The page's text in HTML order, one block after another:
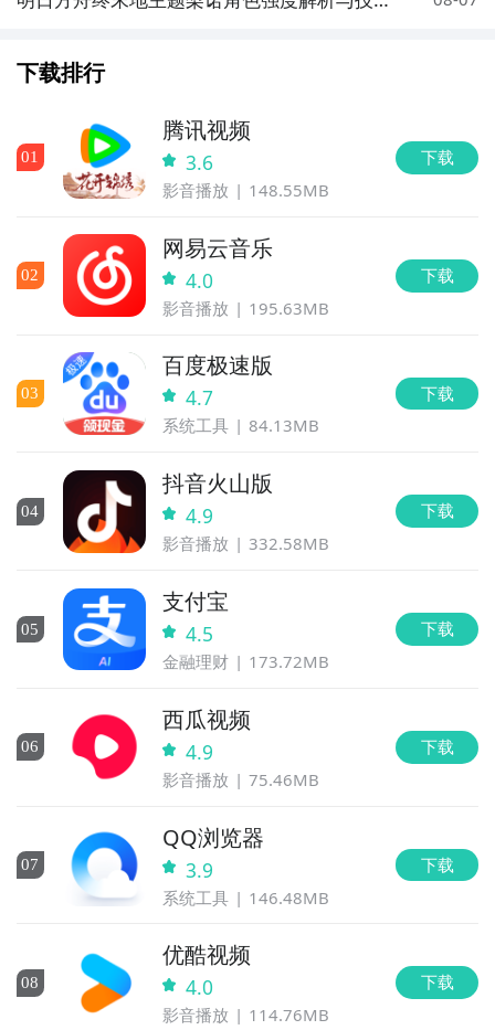
下载排行
01
腾讯视频
3.6
影音播放 148.55MB
下载
02
网易云音乐
4.0
影音播放 195.63MB
下载
03
百度极速版
4.7
系统工具 84.13MB
下载
04
抖音火山版
4.9
影音播放 332.58MB
下载
05
支付宝
4.5
金融理财 173.72MB
下载
06
西瓜视频
4.9
影音播放 75.46MB
下载
07
QQ浏览器
3.9
系统工具 146.48MB
下载
08
优酷视频
4.0
影音播放 114.76MB
下载